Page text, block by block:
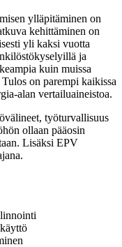
ylläpitäminen on
kehittäminen on
yli kaksi vuotta
ja
kuin muissa
on parempi kaikissa
alan vertailuaineistoa.
työturvallisuus
ollaan pääosin
Lisäksi EPV